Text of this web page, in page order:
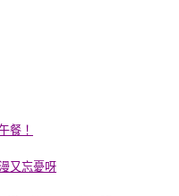
餐！
又忘憂呀